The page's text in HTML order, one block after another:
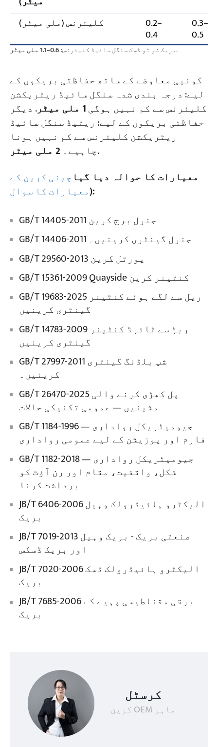
کلیئرنس (ملی میٹر)
0.2–
0.4
0.3–
0.5
بریک شو ٹو ڈسک سنگل سائیڈ کلیئرنس: 0.6–1.1 ملی میٹر .
کونیی معاوضے کے ساتھ حفاظتی بریکوں کے
لیے: درجہ بندی شدہ سنگل سائیڈ ریٹریکشن
کلیئرنس سے کم نہیں ہوگی1 ملی میٹر
. دیگر
حفاظتی بریکوں کے لیے: ریٹیڈ سنگل سائیڈ
ریٹریکشن کلیئرنس سے کم نہیں ہونا
چاہیے۔ 2 ملی میٹر
.
معیارات کا حوالہ دیا گیا چینی کرین کے
معیارات کا سوال):
GB/T 14405-2011 جنرل برج کرین
GB/T 14406-2011 جنرل گینٹری کرینیں۔
GB/T 29560-2013 پورٹل کرین
GB/T 15361-2009 Quayside کنٹینر کرین
GB/T 19683-2025 ریل سے لگے ہوئے کنٹینر
گینٹری کرینیں
GB/T 14783-2009 ربڑ سے ٹائرڈ کنٹینر
گینٹری کرینیں
GB/T 27997-2011 شپ بلڈنگ گینٹری
کرینیں۔
GB/T 26470-2025 پل کھڑی کرنے والی
مشینیں — عمومی تکنیکی حالات
GB/T 1184-1996 جیومیٹریکل رواداری —
فارم اور پوزیشن کے لیے عمومی رواداری
GB/T 1182-2018 جیومیٹریکل رواداری —
شکل، واقفیت، مقام اور رن آؤٹ کو
برداشت کرنا
JB/T 6406-2006 الیکٹرو ہائیڈرولک وہیل
بریک
JB/T 7019-2013 صنعتی بریک - بریک وہیل
اور بریک ڈسکس
JB/T 7020-2006 الیکٹرو ہائیڈرولک ڈسک
بریک
JB/T 7685-2006 برقی مقناطیسی پہیے کے
بریک
کرسٹل
کرین OEM ماہر